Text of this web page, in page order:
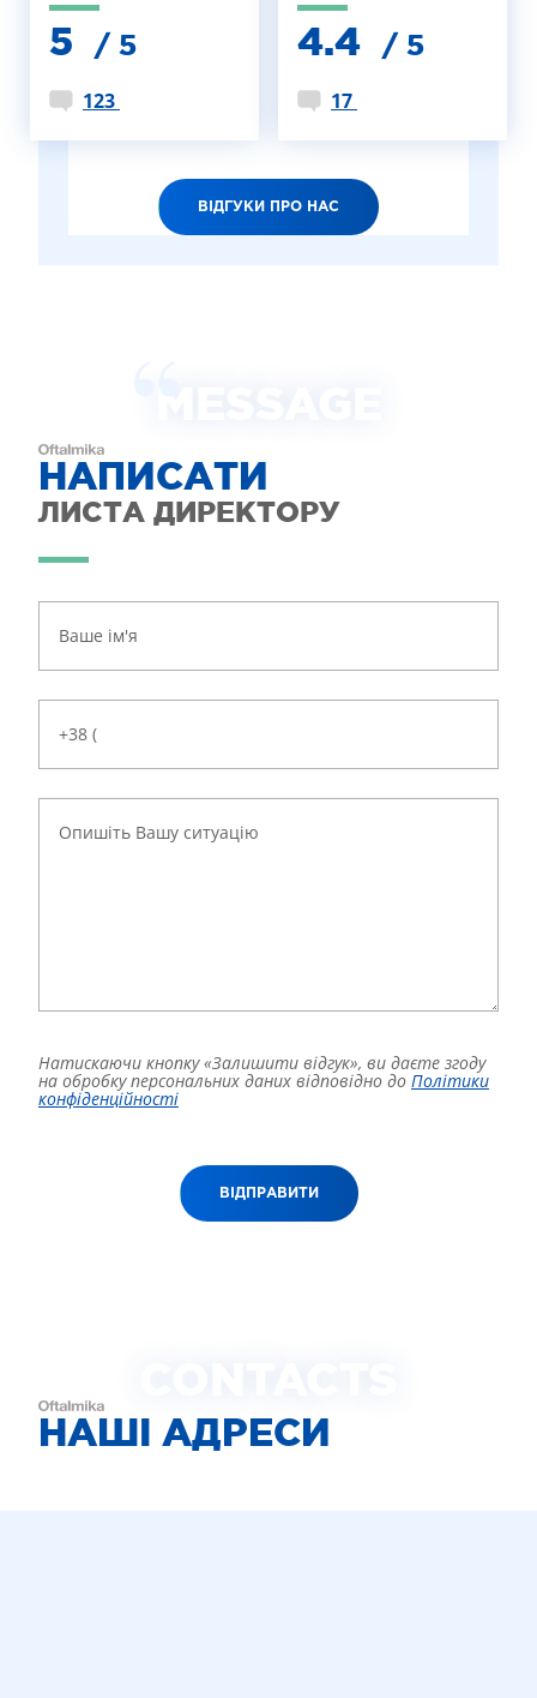
5 / 5
123
4.4 / 5
17
ВІДГУКИ ПРО НАС
НАПИСАТИ
ЛИСТА ДИРЕКТОРУ
Натискаючи кнопку «Залишити відгук», ви даєте згоду
на обробку персональних даних відповідно до Політики
конфіденційності
ВІДПРАВИТИ
НАШІ АДРЕСИ